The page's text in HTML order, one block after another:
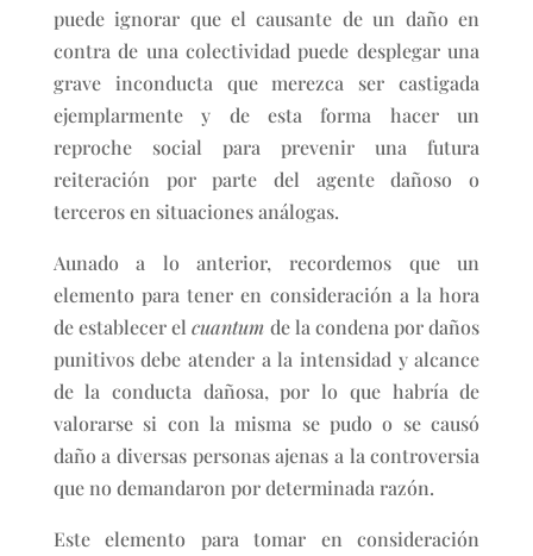
puede ignorar que el causante de un daño en
contra de una colectividad puede desplegar una
grave inconducta que merezca ser castigada
ejemplarmente y de esta forma hacer un
reproche social para prevenir una futura
reiteración por parte del agente dañoso o
terceros en situaciones análogas.
Aunado a lo anterior, recordemos que un
elemento para tener en consideración a la hora
de establecer elcuantum de la condena por daños
punitivos debe atender a la intensidad y alcance
de la conducta dañosa, por lo que habría de
valorarse si con la misma se pudo o se causó
daño a diversas personas ajenas a la controversia
que no demandaron por determinada razón.
Este elemento para tomar en consideración